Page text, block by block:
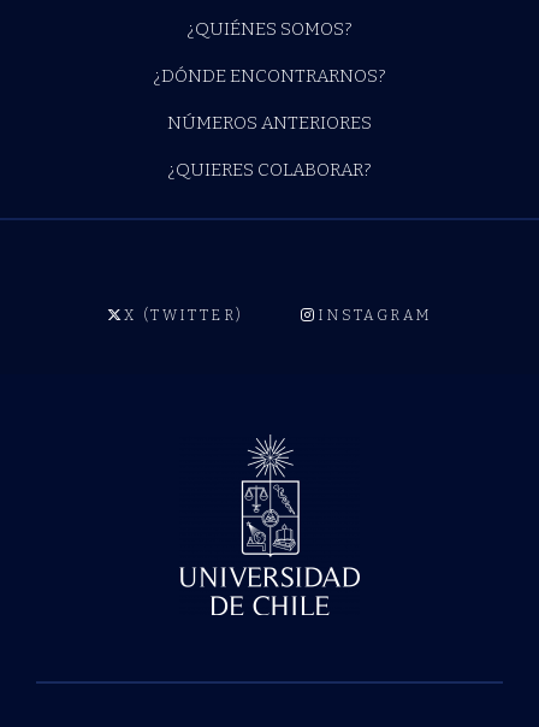
¿QUIÉNES SOMOS?
¿DÓNDE ENCONTRARNOS?
NÚMEROS ANTERIORES
¿QUIERES COLABORAR?
X (TWITTER) INSTAGRAM